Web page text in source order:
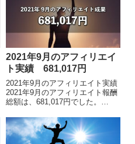
2021年9月のアフィリエイ
ト実績 681,017円
2021年9月のアフィリエイト実績
2021年9月のアフィリエイト報酬
総額は、681,017円でした。
ォトップ管理画面のフォーマット
が変わりました。アフィリエイト
報酬総...